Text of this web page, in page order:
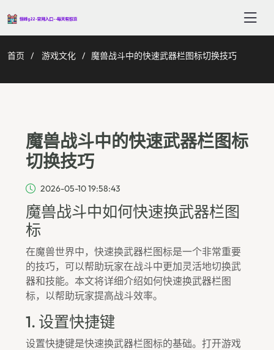
首页 游戏文化 魔兽战斗中的快速武器栏图标切换技巧
魔兽战斗中的快速武器栏图标
切换技巧
2026-05-10 19:58:43
魔兽战斗中如何快速换武器栏图
标
在魔兽世界中，快速换武器栏图标是一个非常重要
的技巧，可以帮助玩家在战斗中更加灵活地切换武
器和技能。本文将详细介绍如何快速换武器栏图
标，以帮助玩家提高战斗效率。
1. 设置快捷键
设置快捷键是快速换武器栏图标的基础。打开游戏